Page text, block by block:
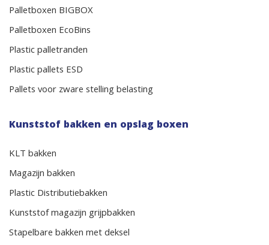
Palletboxen BIGBOX
Palletboxen EcoBins
Plastic palletranden
Plastic pallets ESD
Pallets voor zware stelling belasting
Kunststof bakken en opslag boxen
KLT bakken
Magazijn bakken
Plastic Distributiebakken
Kunststof magazijn grijpbakken
Stapelbare bakken met deksel